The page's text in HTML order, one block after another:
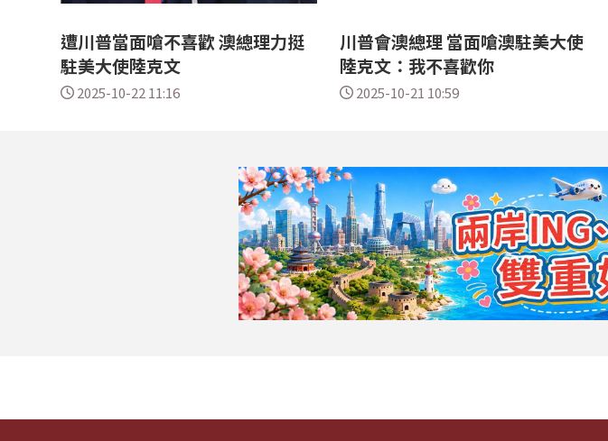
遭川普當面嗆不喜歡 澳總理力挺
駐美大使陸克文
2025-10-22 11:16
川普會澳總理 當面嗆澳駐美大使
陸克文：我不喜歡你
2025-10-21 10:59